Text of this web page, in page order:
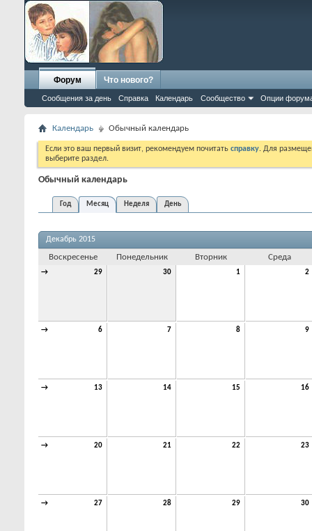
Форум
Сообщения за день Справка Календарь Сообщество Опции
Что нового?
Календарь Обычный календарь
Если это ваш первый визит, рекомендуем почитать справку. Для
выберите раздел.
Обычный календарь
Год Месяц Неделя День
Декабрь 2015
Воскресенье Понедельник Вторник Среда
→ 29 30 1 2
→ 6 7 8 9
→ 13 14 15 16
→ 20 21 22 23
→ 27 28 29 30